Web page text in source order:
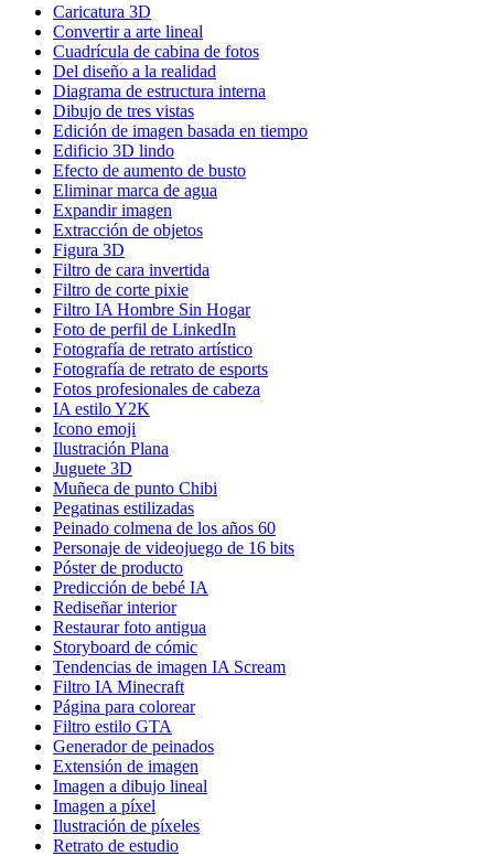
Caricatura 3D
Convertir a arte lineal
Cuadrícula de cabina de fotos
Del diseño a la realidad
Diagrama de estructura interna
Dibujo de tres vistas
Edición de imagen basada en tiempo
Edificio 3D lindo
Efecto de aumento de busto
Eliminar marca de agua
Expandir imagen
Extracción de objetos
Figura 3D
Filtro de cara invertida
Filtro de corte pixie
Filtro IA Hombre Sin Hogar
Foto de perfil de LinkedIn
Fotografía de retrato artístico
Fotografía de retrato de esports
Fotos profesionales de cabeza
IA estilo Y2K
Icono emoji
Ilustración Plana
Juguete 3D
Muñeca de punto Chibi
Pegatinas estilizadas
Peinado colmena de los años 60
Personaje de videojuego de 16 bits
Póster de producto
Predicción de bebé IA
Rediseñar interior
Restaurar foto antigua
Storyboard de cómic
Tendencias de imagen IA Scream
Filtro IA Minecraft
Página para colorear
Filtro estilo GTA
Generador de peinados
Extensión de imagen
Imagen a dibujo lineal
Imagen a píxel
Ilustración de píxeles
Retrato de estudio